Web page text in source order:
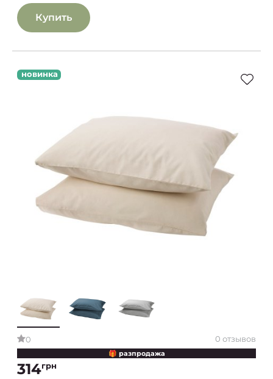
Купить
новинка
0 0 отзывов
🎁 разпродажа
314грн